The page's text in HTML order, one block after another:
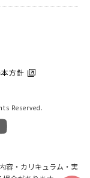
方針
Reserved.
容・カリキュラム・実